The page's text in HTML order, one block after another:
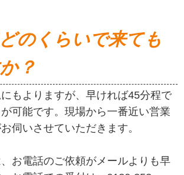
のくらいで来ても
？
もよりますが、早ければ45分程で
可能です。現場から一番近い営業
伺いさせていただきます。
お電話のご依頼がメールよりも早